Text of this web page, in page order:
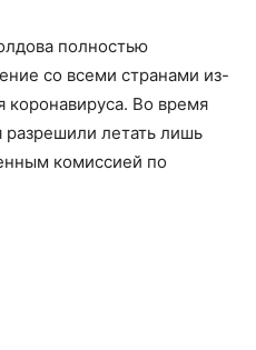
полностью
со всеми странами из-
коронавируса. Во время
летать лишь
комиссией по